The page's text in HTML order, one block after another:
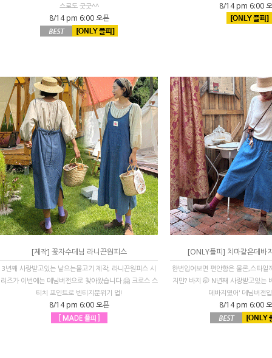
스로도 굿굿^^
8/14 pm 6:00 오픈
8/14 pm 6:00
[제작] 꽃자수데님 라니끈원피스
3년째 사랑받고있는 날으는물고기 제작, 라니끈원피스 시
리즈가 이번에는 데님버전으로 찾아왔습니다 🤗 크로스 스
티치 포인트로 빈티지분위기 업!
8/14 pm 6:00 오픈
[ONLY플피] 치마같은데바
한번입어보면 편안함은 물론,스타일
지만? 바지 🤭 N년째 사랑받고있는
데바지였어' 데님버전
8/14 pm 6:00